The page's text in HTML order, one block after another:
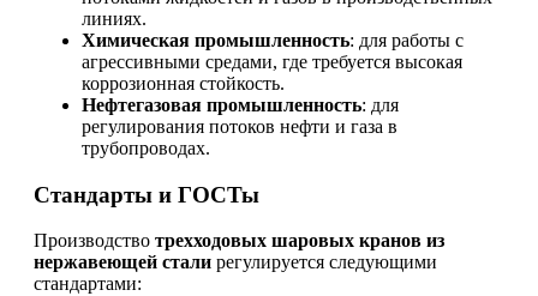
линиях.
Химическая промышленность: для работы с
агрессивными средами, где требуется высокая
коррозионная стойкость.
Нефтегазовая промышленность: для
регулирования потоков нефти и газа в
трубопроводах.
Стандарты и ГОСТы
Производство трехходовых шаровых кранов из
нержавеющей стали регулируется следующими
стандартами: